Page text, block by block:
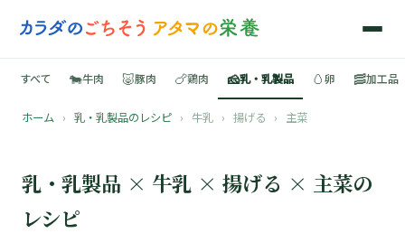
📚
すべて 🐄牛肉 🐷豚肉 🍗鶏肉 🧀乳・乳製品 🥚卵 🥓加工品
ホーム › 乳・乳製品のレシピ › 牛乳 › 揚げる › 主菜
乳・乳製品 × 牛乳 × 揚げる × 主菜の
レシピ